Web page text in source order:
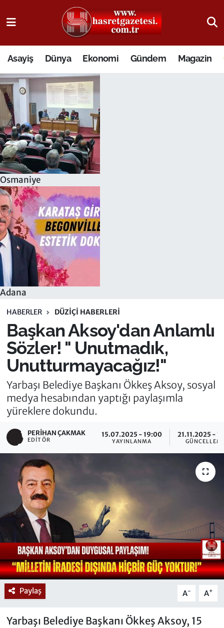
Asayiş Dünya Ekonomi Gündem Magazin
Osmaniye
Adana
HABERLER DÜZIÇI HABERLERI
Başkan Aksoy'dan Anlamlı
Sözler! " Unutmadık,
Unutturmayacağız!"
Yarbaşı Belediye Başkanı Ökkeş Aksoy, sosyal
medya hesabından yaptığı paylaşımla
yüreklere dokundu.
PERIHAN ÇAKMAK
EDITÖR
15.07.2025 - 19:00
YAYINLANMA
21.11.2025 -
Paylaş A- A+
Yarbaşı Belediye Başkanı Ökkeş Aksoy, 15
Osmaniye Nöbetçi Eczaneler
Osmaniye Hava Durumu
Osmaniye Trafik Yoğunluk Haritası
Süper Lig Puan Durumu ve Fikstür
Tüm Manşetler
Son Dakika Haberleri
Haber Arşivi